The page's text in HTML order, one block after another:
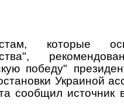
которые
победу"
Украиной
сообщил источник